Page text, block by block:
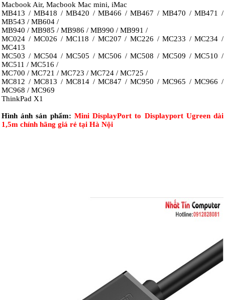
Macbook Air, Macbook Mac mini, iMac
MB413 / MB418 / MB420 / MB466 / MB467 / MB470 / MB471 /
MB543 / MB604 /
MB940 / MB985 / MB986 / MB990 / MB991 /
MC024 / MC026 / MC118 / MC207 / MC226 / MC233 / MC234 /
MC413
MC503 / MC504 / MC505 / MC506 / MC508 / MC509 / MC510 /
MC511 / MC516 /
MC700 / MC721 / MC723 / MC724 / MC725 /
MC812 / MC813 / MC814 / MC847 / MC950 / MC965 / MC966 /
MC968 / MC969
ThinkPad X1
Hình ảnh sản phẩm: Mini DisplayPort to Displayport Ugreen dài
1,5m chính hãng giá rẻ tại Hà Nội